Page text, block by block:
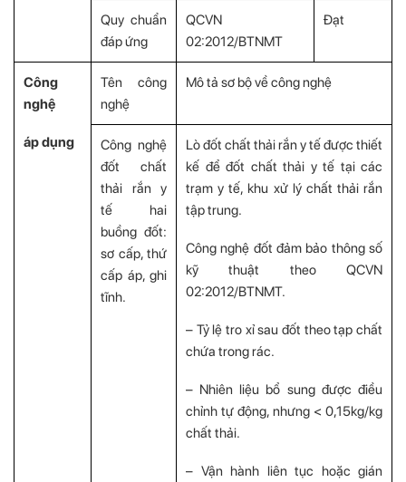
Quy chuẩn
đáp ứng
QCVN
02:2012/BTNMT
Đạt
Công
nghệ
áp dụng
Tên công
nghệ
Mô tả sơ bộ về công nghệ
Công nghệ
đốt chất
thải rắn y
tế hai
buồng đốt:
sơ cấp, thứ
cấp áp, ghi
tĩnh.
Lò đốt chất thải rắn y tế được thiết
kế để đốt chất thải y tế tại các
trạm y tế, khu xử lý chất thải rắn
tập trung.
Công nghệ đốt đảm bảo thông số
kỹ thuật theo QCVN
02:2012/BTNMT.
– Tỷ lệ tro xỉ sau đốt theo tạp chất
chứa trong rác.
– Nhiên liệu bổ sung được điều
chỉnh tự động, nhưng < 0,15kg/kg
chất thải.
– Vận hành liên tục hoặc gián